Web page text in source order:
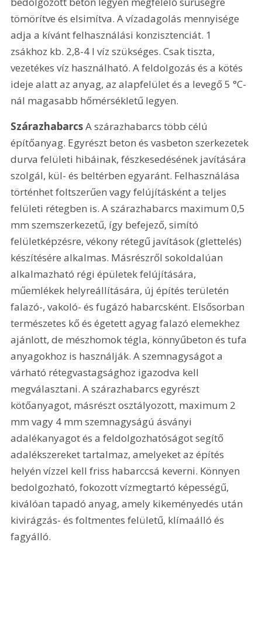
tömörítve és elsimítva. A vízadagolás mennyisége
adja a kívánt felhasználási konzisztenciát. 1
zsákhoz kb. 2,8-4 l víz szükséges. Csak tiszta,
vezetékes víz használható. A feldolgozás és a kötés
ideje alatt az anyag, az alapfelület és a levegő 5 °C-
nál magasabb hőmérsékletű legyen.
Szárazhabarcs A szárazhabarcs több célú
építőanyag. Egyrészt beton és vasbeton szerkezetek
durva felületi hibáinak, fészkesedésének javítására
szolgál, kül- és beltérben egyaránt. Felhasználása
történhet foltszerűen vagy felújításként a teljes
felületi rétegben is. A szárazhabarcs maximum 0,5
mm szemszerkezetű, így befejező, simító
felületképzésre, vékony rétegű javítások (glettelés)
készítésére alkalmas. Másrészről sokoldalúan
alkalmazható régi épületek felújítására,
műemlékek helyreállítására, új építés területén
falazó-, vakoló- és fugázó habarcsként. Elsősorban
természetes kő és égetett agyag falazó elemekhez
ajánlott, de mészhomok tégla, könnyűbeton és tufa
anyagokhoz is használják. A szemnagyságot a
várható rétegvastagsághoz igazodva kell
megválasztani. A szárazhabarcs egyrészt
kötőanyagot, másrészt osztályozott, maximum 2
mm vagy 4 mm szemnagyságú ásványi
adalékanyagot és a feldolgozhatóságot segítő
adalékszereket tartalmaz, amelyeket az építés
helyén vízzel kell friss habarccsá keverni. Könnyen
bedolgozható, fokozott vízmegtartó képességű,
kiválóan tapadó anyag, amely kikeményedés után
kivirágzás- és foltmentes felületű, klímaálló és
fagyálló.